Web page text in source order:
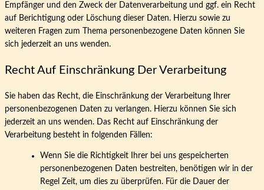
Empfänger und den Zweck der Datenverarbeitung und ggf. ein Recht
auf Berichtigung oder Löschung dieser Daten. Hierzu sowie zu
weiteren Fragen zum Thema personenbezogene Daten können Sie
sich jederzeit an uns wenden.
Recht Auf Einschränkung Der Verarbeitung
Sie haben das Recht, die Einschränkung der Verarbeitung Ihrer
personenbezogenen Daten zu verlangen. Hierzu können Sie sich
jederzeit an uns wenden. Das Recht auf Einschränkung der
Verarbeitung besteht in folgenden Fällen:
Wenn Sie die Richtigkeit Ihrer bei uns gespeicherten
personenbezogenen Daten bestreiten, benötigen wir in der
Regel Zeit, um dies zu überprüfen. Für die Dauer der